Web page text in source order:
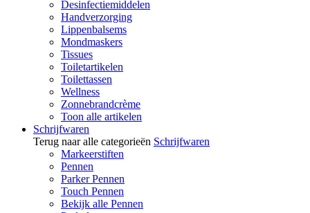
Desinfectiemiddelen
Handverzorging
Lippenbalsems
Mondmaskers
Tissues
Toiletartikelen
Toilettassen
Wellness
Zonnebrandcrème
Toon alle artikelen
Schrijfwaren
Terug naar alle categorieën Schrijfwaren
Markeerstiften
Pennen
Parker Pennen
Touch Pennen
Bekijk alle Pennen